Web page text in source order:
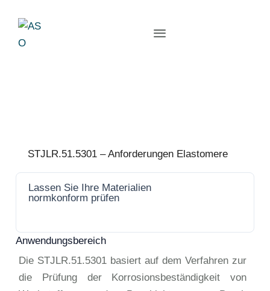
STJLR.51.5301 – Anforderungen Elastomere
Lassen Sie Ihre Materialien
normkonform prüfen
Anwendungsbereich
Die STJLR.51.5301 basiert auf dem Verfahren zur
die Prüfung der Korrosionsbeständigkeit von